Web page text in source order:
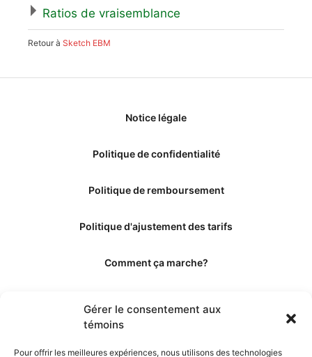
Gérer le consentement aux
témoins
Pour offrir les meilleures expériences, nous utilisons des technologies
Ratios de vraisemblance
Retour à Sketch EBM
Notice légale
Politique de confidentialité
Politique de remboursement
Politique d'ajustement des tarifs
Comment ça marche?